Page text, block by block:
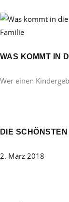
Familie
WAS KOMMT IN
Wer einen
DIE
2. März 2018